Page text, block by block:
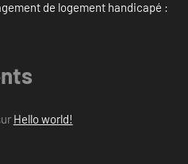
de logement handicapé :
Hello world!